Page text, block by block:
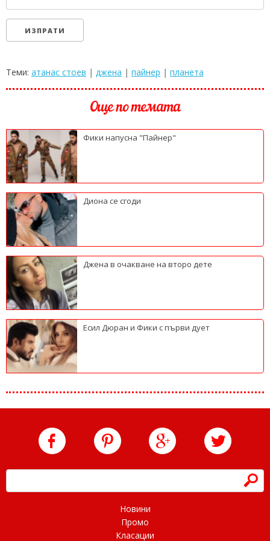
Теми: атанас стоев | джена | пайнер | планета
Още по темата
Фики напусна "Пайнер"
Диона се сгоди
Джена в очакване на второ дете
Есил Дюран и Фики с първи дует
h
Новини
Промо
Класации